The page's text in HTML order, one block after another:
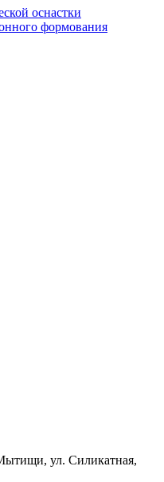
оснастки
формования
ул. Силикатная,